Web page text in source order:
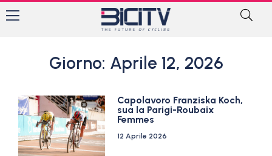
Giorno: Aprile 12, 2026
Capolavoro Franziska Koch,
sua la Parigi-Roubaix
Femmes
12 Aprile 2026